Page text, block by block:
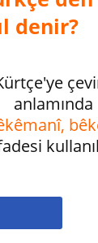
denir?
anlamında